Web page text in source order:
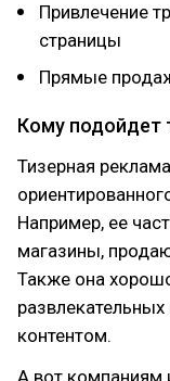
Привлечение
страницы
Прямые
Кому подойдет
Тизерная
Например, ее
магазины,
Также она
контентом.
А вот компаниям